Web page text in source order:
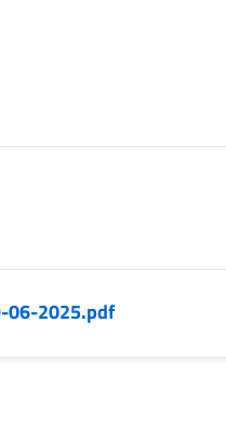
2025.pdf